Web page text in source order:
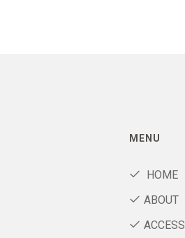
MENU
HOME
ABOUT
ACCESS